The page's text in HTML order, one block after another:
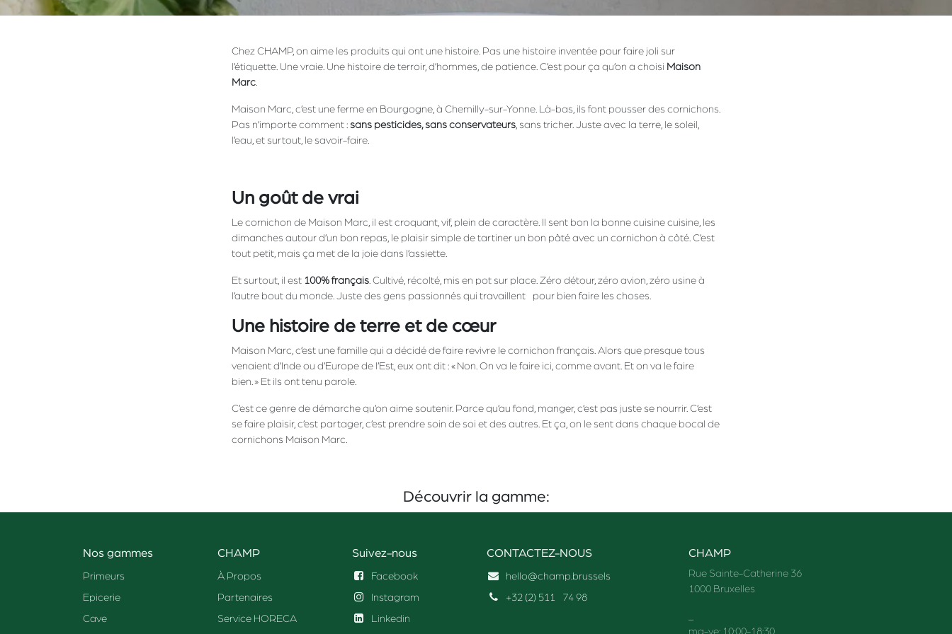
Chez CHAMP, on aime les produits qui ont une histoire. Pas une histoire inventée pour faire joli sur
l’étiquette. Une vraie. Une histoire de terroir, d’hommes, de patience. C’est pour ça qu’on a choisi Maison
Marc.
Maison Marc, c’est une ferme en Bourgogne, à Chemilly-sur-Yonne. Là-bas, ils font pousser des cornichons.
Pas n’importe comment : sans pesticides, sans conservateurs, sans tricher. Juste avec la terre, le soleil,
l’eau, et surtout, le savoir-faire.
Un goût de vrai
Le cornichon de Maison Marc, il est croquant, vif, plein de caractère. Il sent bon la bonne cuisine cuisine, les
dimanches autour d’un bon repas, le plaisir simple de tartiner un bon pâté avec un cornichon à côté. C’est
tout petit, mais ça met de la joie dans l’assiette.
Et surtout, il est 100% français. Cultivé, récolté, mis en pot sur place. Zéro détour, zéro avion, zéro usine à
l’autre bout du monde. Juste des gens passionnés qui travaillent pour bien faire les choses.
Une histoire de terre et de cœur
Maison Marc, c’est une famille qui a décidé de faire revivre le cornichon français. Alors que presque tous
venaient d’Inde ou d’Europe de l’Est, eux ont dit : « Non. On va le faire ici, comme avant. Et on va le faire
bien. » Et ils ont tenu parole.
C’est ce genre de démarche qu’on aime soutenir. Parce qu’au fond, manger, c’est pas juste se nourrir. C’est
se faire plaisir, c’est partager, c’est prendre soin de soi et des autres. Et ça, on le sent dans chaque bocal de
cornichons Maison Marc.
Découvrir la gamme:
Nos gammes
Primeurs
Epicerie
Cave
CHAMP
À Propos
Partenaires
Service HORECA
Suivez-nous
Facebook
Instagram
Linkedin
CONTACTEZ-NOUS
hello@champ.brussels
+32 (2) 511 74 98
CHAMP
Rue Sainte-Catherine 36
1000 Bruxelles
ma-ve: 10:00-18:30